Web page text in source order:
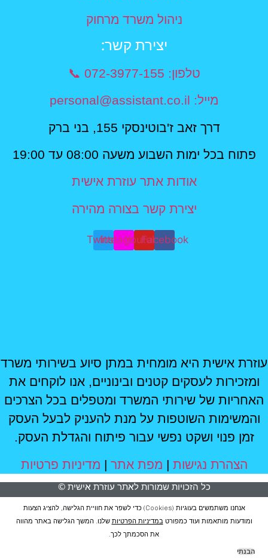
ניהול משרד מרחוק
יצירת קשר​:
טלפון: 072-3977-155 📞
מייל: personal@assistant.co.il
דרך זאב ז'בוטינסקי 155, בני ברק
פתוח בכל ימות השבוע משעה 08:00 עד 19:00
אודות אתר עוזרת אישית
יצירת קשר בצורה מהירה
Facebook
Youtube
Instagram
Twitter
עוזרת אישית היא מומחית במתן סיוע בשירותי משרד
ומזכירות לעסקים קטנים ובינוניים, אנו לוקחים את
האחריות של שירותי המשרד ומטפלים בכל הצרכים
והמשימות השוטפות על מנת להעניק לבעל העסק
זמן פנוי ושקט נפשי עבור פיתוח והגדלת העסק.
הצהרת נגישות | מפת אתר | מדיניות פרטיות
כל הזכויות שמורות לאתר עוזרת אישית ©
אנחנו משתמשים בעוגיות (cookies) כדי לשפר את חוויית הגלישה, להציג הצעות
ומודעות מותאמות ועוד כמפורטבמדיניות הפרטיות שלנו. המשך הגלישה באתר מהווה
את הסכמתך לכך.
הבנתי